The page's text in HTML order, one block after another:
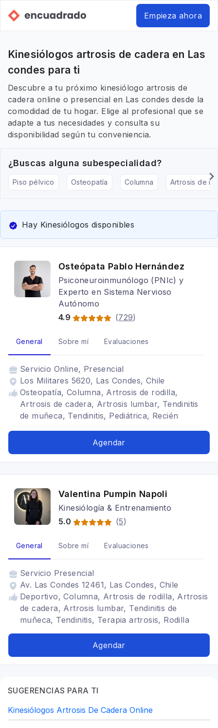
Empieza ahora
Kinesiólogos artrosis de cadera en Las
condes para ti
Descubre a tu próximo kinesiólogo artrosis de
cadera online o presencial en Las condes desde la
comodidad de tu hogar. Elige al profesional que se
adapte a tus necesidades y consulta su
disponibilidad según tu conveniencia.
¿Buscas alguna subespecialidad?
Piso pélvico Osteopatía Columna Artrosis de
Hay Kinesiólogos disponibles
Osteópata Pablo Hernández
Psiconeuroinmunólogo (PNIc) y
Experto en Sistema Nervioso
Autónomo
4.9
(729)
General Sobre mí Evaluaciones
Servicio Online, Presencial
Los Militares 5620, Las Condes, Chile
Osteopatía, Columna, Artrosis de rodilla,
Artrosis de cadera, Artrosis lumbar, Tendinitis
de muñeca, Tendinitis, Pediátrica, Recién
Agendar
Valentina Pumpin Napoli
Kinesiólogía & Entrenamiento
5.0
(5)
General Sobre mí Evaluaciones
Servicio Presencial
Av. Las Condes 12461, Las Condes, Chile
Deportivo, Columna, Artrosis de rodilla, Artrosis
de cadera, Artrosis lumbar, Tendinitis de
muñeca, Tendinitis, Terapia artrosis, Rodilla
Agendar
SUGERENCIAS PARA TI
Kinesiólogos Artrosis De Cadera Online